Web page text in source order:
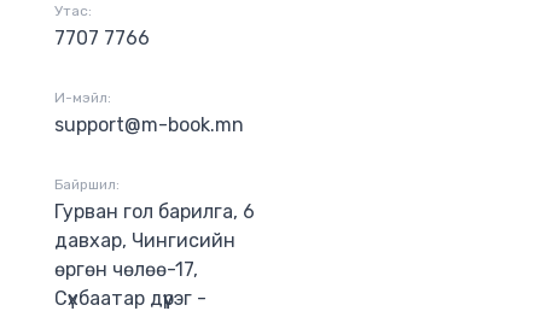
Утас:
7707 7766
И-мэйл:
support@m-book.mn
Байршил:
Гурван гол барилга, 6
давхар, Чингисийн
өргөн чөлөө-17,
Сүхбаатар дүүрэг -